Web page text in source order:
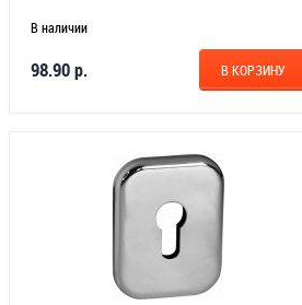
В наличии
98.90 р. В КОРЗИНУ